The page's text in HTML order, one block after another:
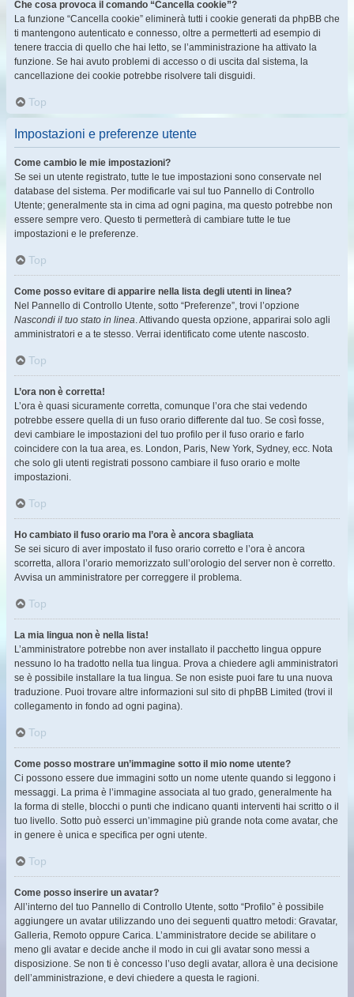
Che cosa provoca il comando “Cancella cookie”?
La funzione “Cancella cookie” eliminerà tutti i cookie generati da phpBB che
ti mantengono autenticato e connesso, oltre a permetterti ad esempio di
tenere traccia di quello che hai letto, se l’amministrazione ha attivato la
funzione. Se hai avuto problemi di accesso o di uscita dal sistema, la
cancellazione dei cookie potrebbe risolvere tali disguidi.
Top
Impostazioni e preferenze utente
Come cambio le mie impostazioni?
Se sei un utente registrato, tutte le tue impostazioni sono conservate nel
database del sistema. Per modificarle vai sul tuo Pannello di Controllo
Utente; generalmente sta in cima ad ogni pagina, ma questo potrebbe non
essere sempre vero. Questo ti permetterà di cambiare tutte le tue
impostazioni e le preferenze.
Top
Come posso evitare di apparire nella lista degli utenti in linea?
Nel Pannello di Controllo Utente, sotto “Preferenze”, trovi l’opzione
Nascondi il tuo stato in linea. Attivando questa opzione, apparirai solo agli
amministratori e a te stesso. Verrai identificato come utente nascosto.
Top
L’ora non è corretta!
L’ora è quasi sicuramente corretta, comunque l’ora che stai vedendo
potrebbe essere quella di un fuso orario differente dal tuo. Se così fosse,
devi cambiare le impostazioni del tuo profilo per il fuso orario e farlo
coincidere con la tua area, es. London, Paris, New York, Sydney, ecc. Nota
che solo gli utenti registrati possono cambiare il fuso orario e molte
impostazioni.
Top
Ho cambiato il fuso orario ma l’ora è ancora sbagliata
Se sei sicuro di aver impostato il fuso orario corretto e l’ora è ancora
scorretta, allora l’orario memorizzato sull’orologio del server non è corretto.
Avvisa un amministratore per correggere il problema.
Top
La mia lingua non è nella lista!
L’amministratore potrebbe non aver installato il pacchetto lingua oppure
nessuno lo ha tradotto nella tua lingua. Prova a chiedere agli amministratori
se è possibile installare la tua lingua. Se non esiste puoi fare tu una nuova
traduzione. Puoi trovare altre informazioni sul sito di phpBB Limited (trovi il
collegamento in fondo ad ogni pagina).
Top
Come posso mostrare un’immagine sotto il mio nome utente?
Ci possono essere due immagini sotto un nome utente quando si leggono i
messaggi. La prima è l’immagine associata al tuo grado, generalmente ha
la forma di stelle, blocchi o punti che indicano quanti interventi hai scritto o il
tuo livello. Sotto può esserci un’immagine più grande nota come avatar, che
in genere è unica e specifica per ogni utente.
Top
Come posso inserire un avatar?
All’interno del tuo Pannello di Controllo Utente, sotto “Profilo” è possibile
aggiungere un avatar utilizzando uno dei seguenti quattro metodi: Gravatar,
Galleria, Remoto oppure Carica. L’amministratore decide se abilitare o
meno gli avatar e decide anche il modo in cui gli avatar sono messi a
disposizione. Se non ti è concesso l’uso degli avatar, allora è una decisione
dell’amministrazione, e devi chiedere a questa le ragioni.